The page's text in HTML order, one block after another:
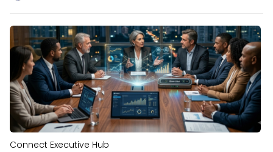
Connect Executive Hub